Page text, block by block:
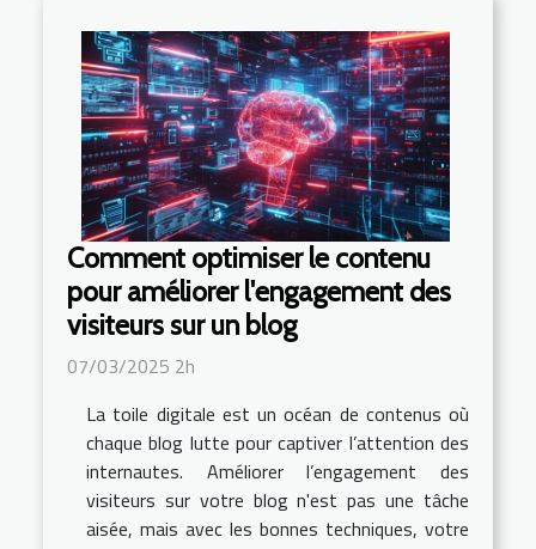
Comment optimiser le contenu
pour améliorer l'engagement des
visiteurs sur un blog
07/03/2025 2h
La toile digitale est un océan de contenus où
chaque blog lutte pour captiver l’attention des
internautes. Améliorer l’engagement des
visiteurs sur votre blog n'est pas une tâche
aisée, mais avec les bonnes techniques, votre